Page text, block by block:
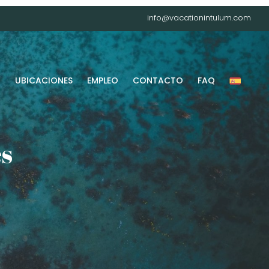
info@vacationintulum.com
UBICACIONES EMPLEO CONTACTO FAQ